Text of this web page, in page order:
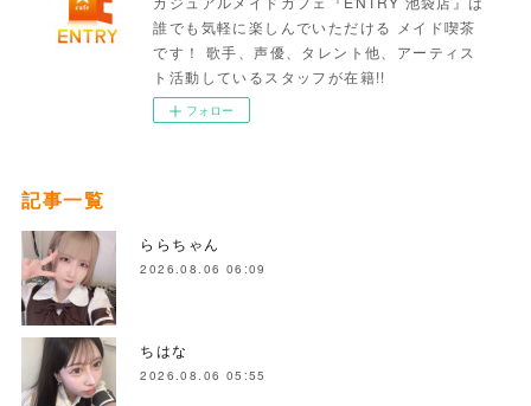
誰でも気軽に楽しんでいただける メイド喫茶
です！ 歌手、声優、タレント他、アーティス
ト活動しているスタッフが在籍!!
フォロー
記事一覧
ららちゃん
2026.08.06 06:09
ちはな
2026.08.06 05:55